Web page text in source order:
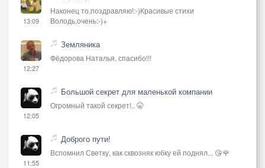
13:09
Наконец то,поздравляю!:-)Красивые стихи
Володь,очень:-)+
12:27
Земляника
Фёдорова Наталья, спасибо!!!
12:05
Большой секрет для маленькой компании
Огромный такой секрет!.. 🤫
11:55
Доброго пути!
Вспомнил Светку, как сквозняк юбку ей поднял... 😘🌹